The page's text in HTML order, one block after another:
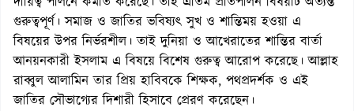
গুরুত্বপূর্ণ। সমাজ ও জাতির ভবিষ্যৎ সুখ ও শান্তিময় হওয়া এ
বিষয়ের উপর নির্ভরশীল। তাই দুনিয়া ও আখেরাতের শান্তির বার্তা
আনয়নকারী ইসলাম এ বিষয়ে বিশেষ গুরুত্ব আরোপ করেছে। আল্লাহ
রাব্বুল আলামিন তার প্রিয় হাবিবকে শিক্ষক, পথপ্রদর্শক ও এই
জাতির সৌভাগ্যের দিশারী হিসাবে প্রেরণ করেছেন।